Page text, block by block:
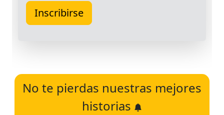
No te pierdas nuestras mejores
historias